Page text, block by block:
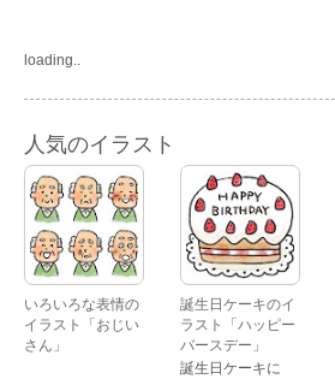
loading..
人気のイラスト
いろいろな表情の
イラスト「おじい
さん」
誕生日ケーキのイ
ラスト「ハッピー
バースデー」
誕生日ケーキに